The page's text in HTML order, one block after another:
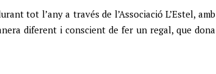
tot l’any a través de l’Associació L’Estel, amb
diferent i conscient de fer un regal, que dona